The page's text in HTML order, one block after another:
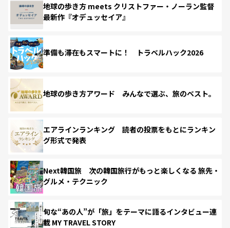
地球の歩き方 meets クリストファー・ノーラン監督
最新作『オデュッセイア』
準備も滞在もスマートに！ トラベルハック2026
地球の歩き方アワード みんなで選ぶ、旅のベスト。
エアラインランキング 読者の投票をもとにランキン
グ形式で発表
Next韓国旅 次の韓国旅行がもっと楽しくなる 旅先・
グルメ・テクニック
旬な“あの人”が「旅」をテーマに語るインタビュー連
載 MY TRAVEL STORY